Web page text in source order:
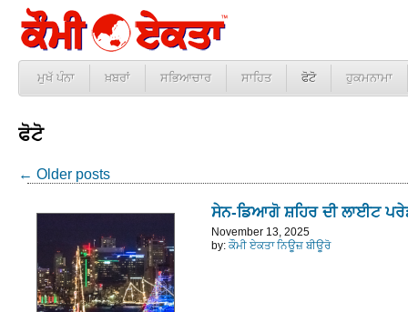
ਮੁਖੱ ਪੰਨਾ ਖ਼ਬਰਾਂ ਸਭਿਆਚਾਰ ਸਾਹਿਤ ਫੋਟੋ ਹੁਕਮਨਾਮਾ
ਫੋਟੋ
← Older posts
ਸੇਨ-ਡਿਆਗੋ ਸ਼ਹਿਰ ਦੀ ਲਾਈਟ
November 13, 2025
by: ਕੌਮੀ ਏਕਤਾ ਨਿਊਜ਼ ਬੀਊਰੋ